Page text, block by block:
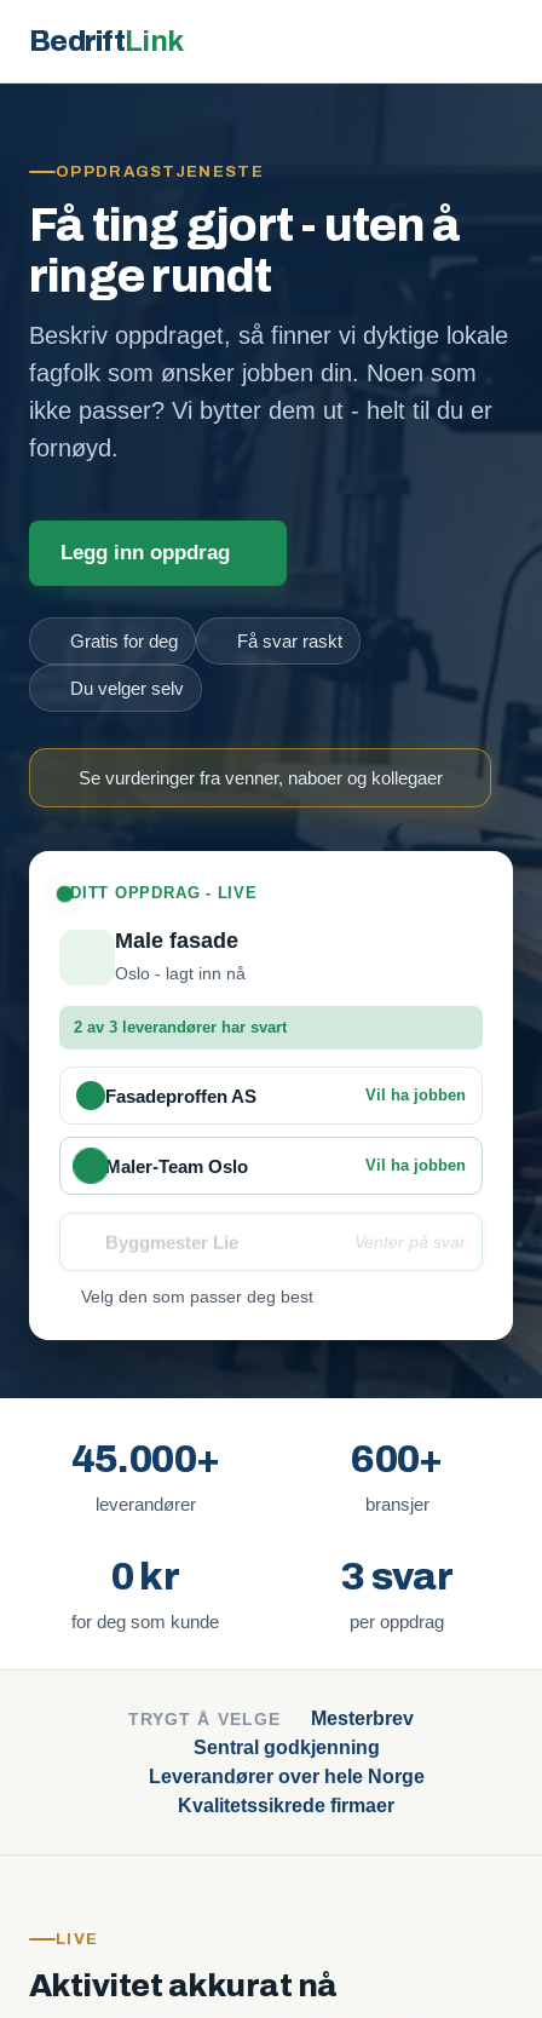
BedriftLink
OPPDRAGSTJENESTE
Få ting gjort - uten å
ringe rundt
Beskriv oppdraget, så finner vi dyktige lokale
fagfolk som ønsker jobben din. Noen som
ikke passer? Vi bytter dem ut - helt til du er
fornøyd.
Legg inn oppdrag
Gratis for deg Få svar raskt
Du velger selv
Se vurderinger fra venner, naboer og kollegaer
DITT OPPDRAG - LIVE
Male fasade
Oslo - lagt inn nå
2 av 3 leverandører har svart
Fasadeproffen AS Vil ha jobben
Maler-Team Oslo Vil ha jobben
Byggmester Lie Venter på svar
Velg den som passer deg best
45.000+
leverandører
600+
bransjer
0 kr
for deg som kunde
3 svar
per oppdrag
TRYGT Å VELGE
Mesterbrev
Sentral godkjenning
Leverandører over hele Norge
Kvalitetssikrede firmaer
LIVE
Aktivitet akkurat nå